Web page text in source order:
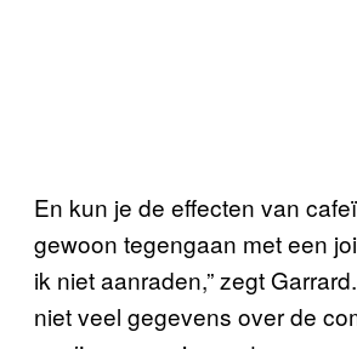
En kun je de effecten van
gewoon tegengaan met een
ik niet aanraden,” zegt
niet veel gegevens over de